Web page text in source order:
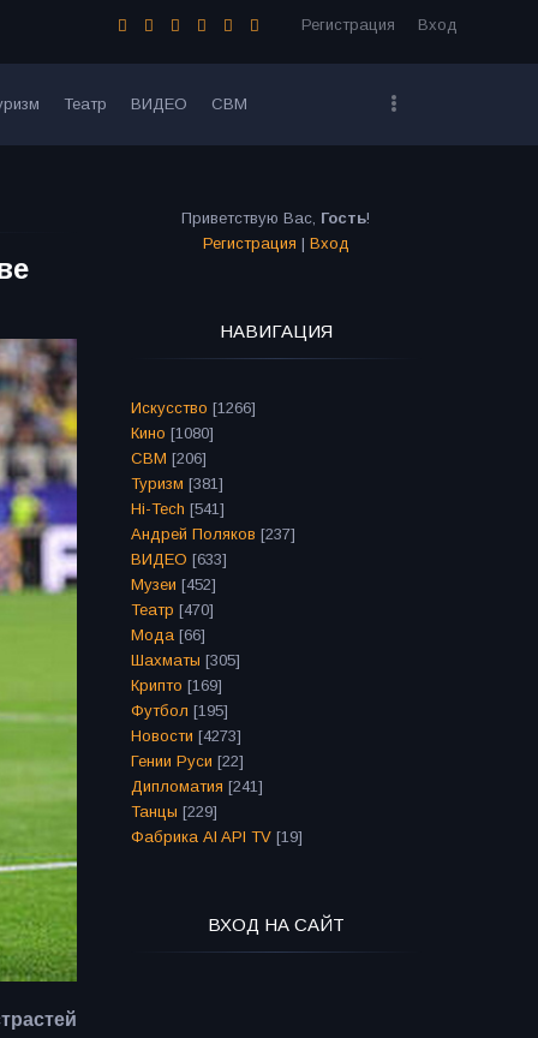
Регистрация Вход
Театр ВИДЕО СВМ
Приветствую Вас, Гость!
Регистрация | Вход
НАВИГАЦИЯ
Искусство [1266]
Кино [1080]
СВМ [206]
Туризм [381]
Hi-Tech [541]
Андрей Поляков [237]
ВИДЕО [633]
Музеи [452]
Театр [470]
Мода [66]
Шахматы [305]
Крипто [169]
Футбол [195]
Новости [4273]
Гении Руси [22]
Дипломатия [241]
Танцы [229]
Фабрика AI API TV [19]
ВХОД НА САЙТ